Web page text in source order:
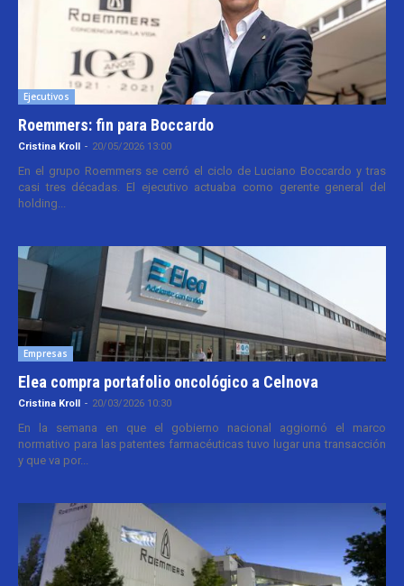
Ejecutivos
Roemmers: fin para Boccardo
Cristina Kroll - 20/05/2026 13:00
En el grupo Roemmers se cerró el ciclo de Luciano Boccardo y tras
casi tres décadas. El ejecutivo actuaba como gerente general del
holding...
Empresas
Elea compra portafolio oncológico a Celnova
Cristina Kroll - 20/03/2026 10:30
En la semana en que el gobierno nacional aggiornó el marco
normativo para las patentes farmacéuticas tuvo lugar una transacción
y que va por...